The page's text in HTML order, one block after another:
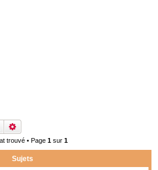
Rechercher
trouvé • Page 1sur 1
Sujets